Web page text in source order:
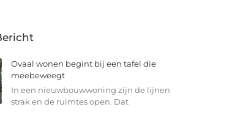
Ovaal wonen begint bij een tafel die
meebeweegt
In een nieuwbouwwoning zijn de lijnen
strak en de ruimtes open. Dat